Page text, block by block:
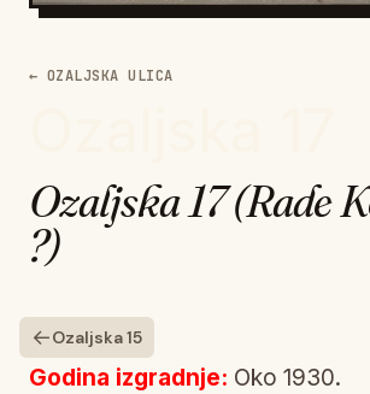
← OZALJSKA ULICA
Ozaljska 17 (Rade
?)
←Ozaljska 15
Godina izgradnje: Oko 1930.